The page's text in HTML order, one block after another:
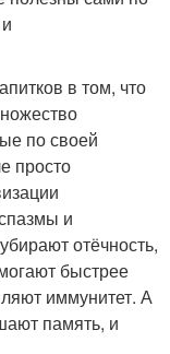
в том, что
по своей
просто
и
отёчность,
быстрее
иммунитет. А
память, и